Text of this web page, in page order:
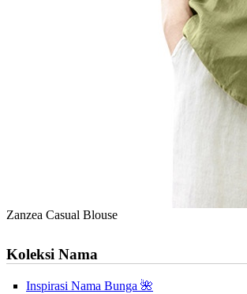
Zanzea Casual Blouse
Koleksi Nama
Inspirasi Nama Bunga 🌺